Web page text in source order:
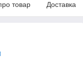
товар Доставка